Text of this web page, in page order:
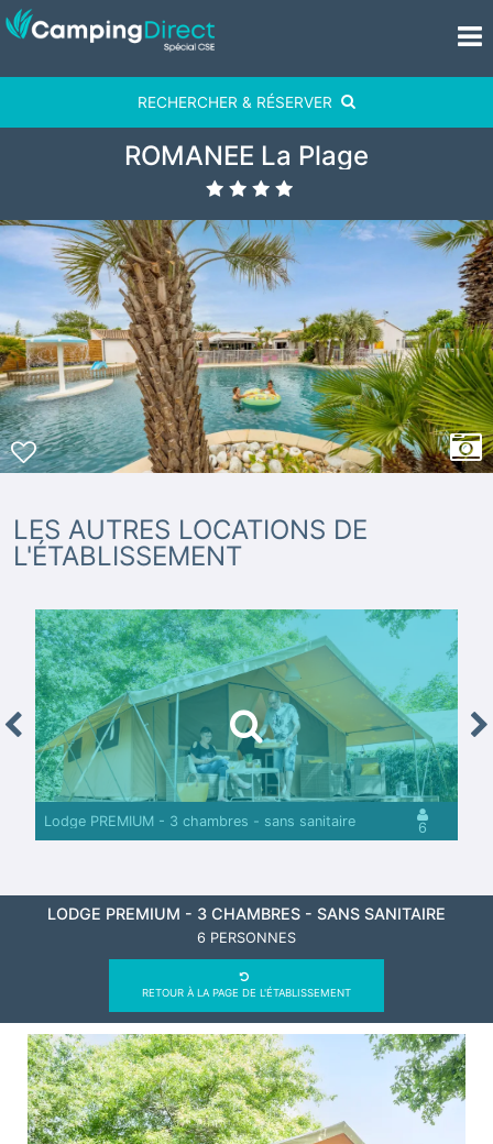
RECHERCHER & RÉSERVER
ROMANEE La Plage
LES AUTRES LOCATIONS DE
L'ÉTABLISSEMENT
Lodge PREMIUM - 3 chambres - sans sanitaire 6
LODGE PREMIUM - 3 CHAMBRES - SANS SANITAIRE
6 PERSONNES
RETOUR À LA PAGE DE L'ÉTABLISSEMENT